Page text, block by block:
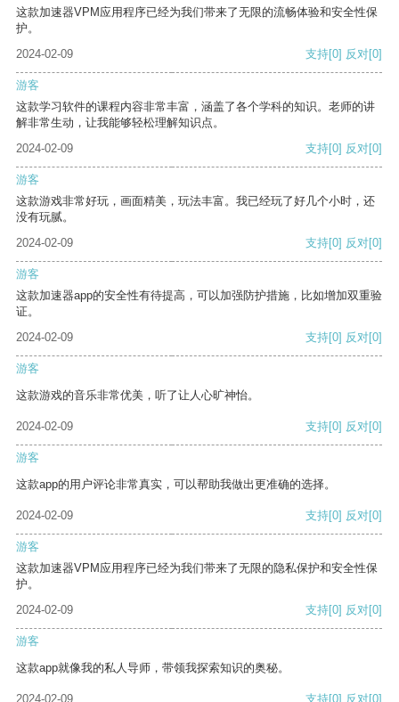
这款加速器VPM应用程序已经为我们带来了无限的流畅体验和安全性保
护。
2024-02-09
支持[0] 反对[0]
游客
这款学习软件的课程内容非常丰富，涵盖了各个学科的知识。老师的讲
解非常生动，让我能够轻松理解知识点。
2024-02-09
支持[0] 反对[0]
游客
这款游戏非常好玩，画面精美，玩法丰富。我已经玩了好几个小时，还
没有玩腻。
2024-02-09
支持[0] 反对[0]
游客
这款加速器app的安全性有待提高，可以加强防护措施，比如增加双重验
证。
2024-02-09
支持[0] 反对[0]
游客
这款游戏的音乐非常优美，听了让人心旷神怡。
2024-02-09 支持[0] 反对[0]
游客
这款app的用户评论非常真实，可以帮助我做出更准确的选择。
2024-02-09 支持[0] 反对[0]
游客
这款加速器VPM应用程序已经为我们带来了无限的隐私保护和安全性保
护。
2024-02-09
支持[0] 反对[0]
游客
这款app就像我的私人导师，带领我探索知识的奥秘。
2024-02-09 支持[0] 反对[0]